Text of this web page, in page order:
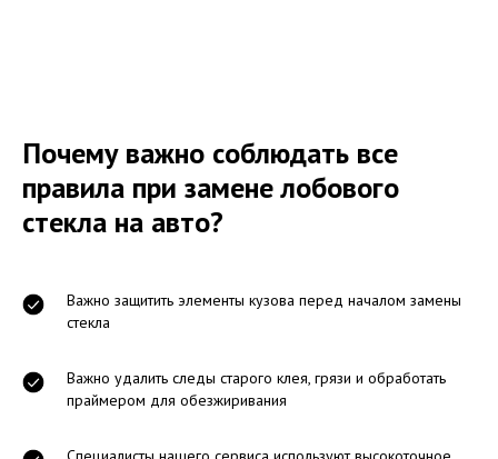
Почему важно соблюдать все
правила при замене лобового
стекла на авто?
Важно защитить элементы кузова перед началом замены
стекла
Важно удалить следы старого клея, грязи и обработать
праймером для обезжиривания